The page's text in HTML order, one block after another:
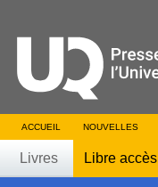
ACCUEIL NOUVELLES
Livres Libre accès